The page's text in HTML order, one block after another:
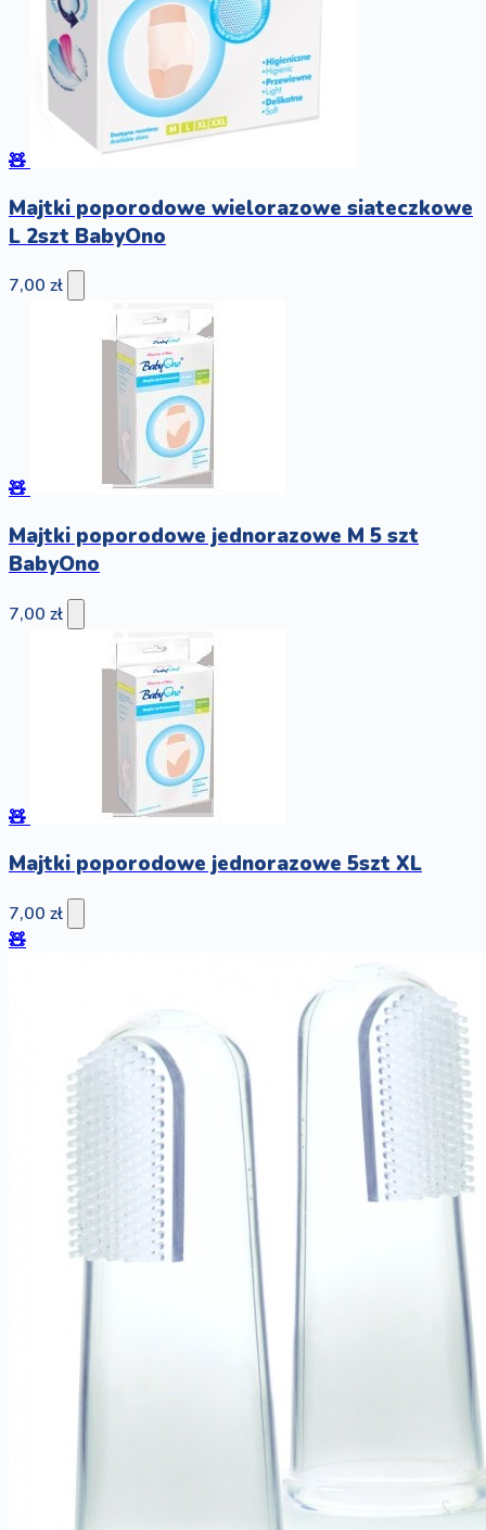
🧸
Majtki poporodowe wielorazowe siateczkowe
L 2szt BabyOno
7,00 zł
🧸
Majtki poporodowe jednorazowe M 5 szt
BabyOno
7,00 zł
🧸
Majtki poporodowe jednorazowe 5szt XL
7,00 zł
🧸